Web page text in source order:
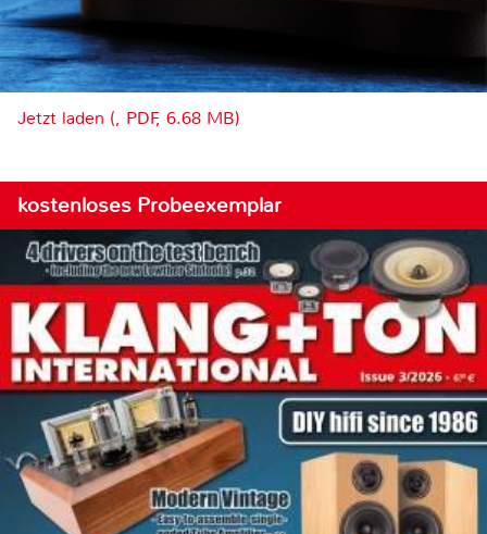
Jetzt laden (, PDF, 6.68 MB)
kostenloses Probeexemplar